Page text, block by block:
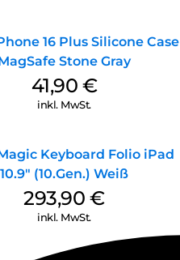
16 Plus Silicone Case
Stone Gray
41,90 €
inkl. MwSt.
Keyboard Folio iPad
10.9″ (10.Gen.) Weiß
293,90€
inkl. MwSt.